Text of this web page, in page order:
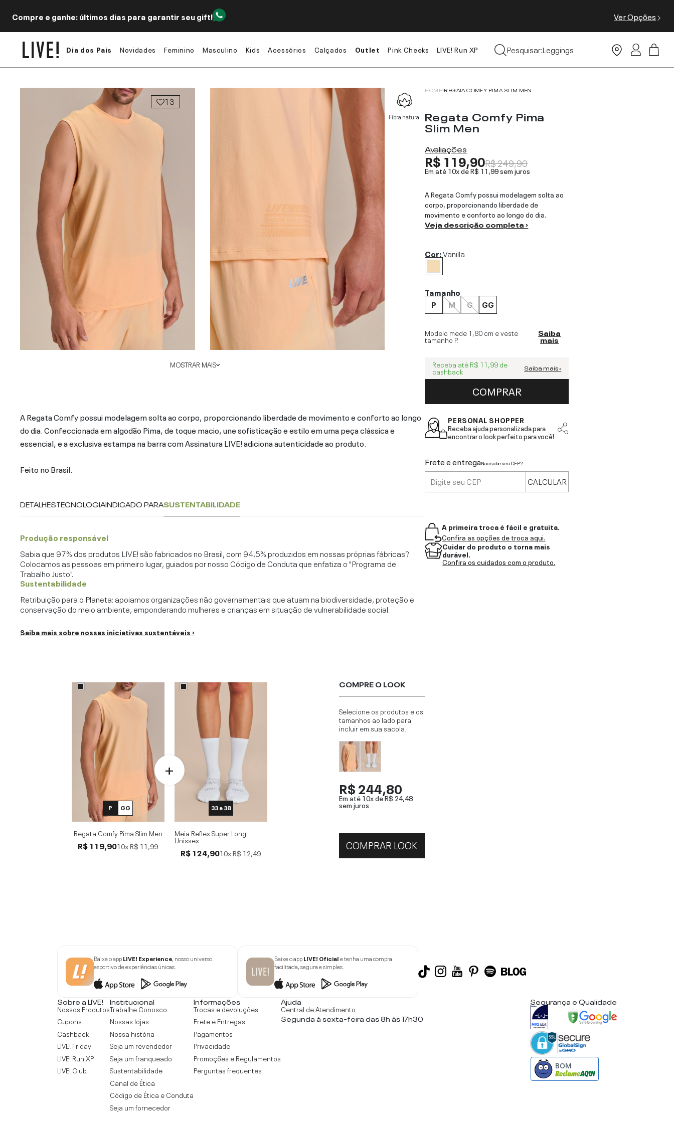
Compre e ganhe: últimos dias para garantir seu gift! Ver Opções
Dia dos Pais Novidades Feminino Masculino Kids Acessórios Calçados Outlet Pink Cheeks LIVE! Run XP
Pesquisar:
Tops
Leggings
13
MOSTRAR MAIS
Fibra natural
A Regata Comfy possui modelagem solta ao corpo, proporcionando liberdade de movimento e conforto ao longo
do dia. Confeccionada em algodão Pima, de toque macio, une sofisticação e estilo em uma peça clássica e
essencial, e a exclusiva estampa na barra com Assinatura LIVE! adiciona autenticidade ao produto.
Feito no Brasil.
DETALHESTECNOLOGIAINDICADO PARASUSTENTABILIDADE
Produção responsável
Sabia que 97% dos produtos LIVE! são fabricados no Brasil, com 94,5% produzidos em nossas próprias fábricas?
Colocamos as pessoas em primeiro lugar, guiados por nosso Código de Conduta que enfatiza o "Programa de
Trabalho Justo".
Sustentabilidade
Retribuição para o Planeta: apoiamos organizações não governamentais que atuam na biodiversidade, proteção e
conservação do meio ambiente, emponderando mulheres e crianças em situação de vulnerabilidade social.
Saiba mais sobre nossas iniciativas sustentáveis ›
P GG
Regata Comfy Pima Slim Men
R$ 119,9010xR$ 11,99
33 a 38
Meia Reflex Super Long
Unissex
R$ 124,9010xR$ 12,49
COMPRE O LOOK
Selecione os produtos e os
tamanhos ao lado para
incluir em sua sacola.
R$ 244,80
Em até 10x deR$ 24,48
sem juros
COMPRAR LOOK
HOME REGATA COMFY PIMA SLIM MEN
Regata Comfy Pima
Slim Men
Avaliações
R$ 119,90R$ 249,90
Em até 10x deR$ 11,99sem juros
A Regata Comfy possui modelagem solta ao
corpo, proporcionando liberdade de
movimento e conforto ao longo do dia.
Veja descrição completa ›
Cor:Vanilla
Tamanho
P
M G GG
Modelo mede 1,80 cm e veste
tamanho P.
Saiba
mais
Receba até R$ 11,99 de
cashback Saiba mais ›
COMPRAR
PERSONAL SHOPPER
Receba ajuda personalizada para
encontrar o look perfeito para você!
Frete e entregaNão sabe seu CEP?
CALCULAR
A primeira troca é fácil e gratuita.
Confira as opções de troca aqui.
Cuidar do produto o torna mais
durável.
Confira os cuidados com o produto.
Baixe o appLIVE! Experience, nosso universo
esportivo de experiências únicas.
Baixe o appLIVE! Oficiale tenha uma compra
facilitada, segura e simples.
Sobre a LIVE!
Nossos Produtos
Cupons
Cashback
LIVE! Friday
LIVE! Run XP
LIVE! Club
Institucional
Trabalhe Conosco
Nossas lojas
Nossa história
Seja um revendedor
Seja um franqueado
Sustentabilidade
Canal de Ética
Código de Ética e Conduta
Seja um fornecedor
Informações
Trocas e devoluções
Frete e Entregas
Pagamentos
Privacidade
Promoções e Regulamentos
Perguntas frequentes
Ajuda
Central de Atendimento
Segunda à sexta-feira das 8h às 17h30
Segurança e Qualidade
BOM